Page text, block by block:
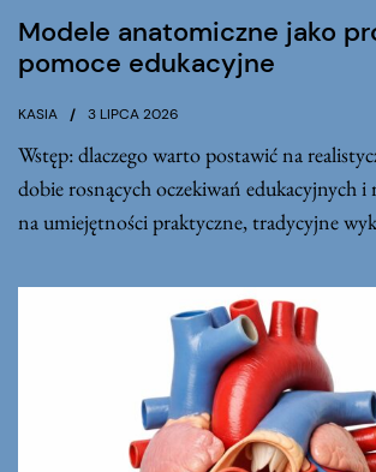
Modele anatomiczne jako
pomoce edukacyjne
KASIA 3 LIPCA 2026
Wstęp: dlaczego warto postawić na
dobie rosnących oczekiwań edukacyjnych i
na umiejętności praktyczne, tradycyjne